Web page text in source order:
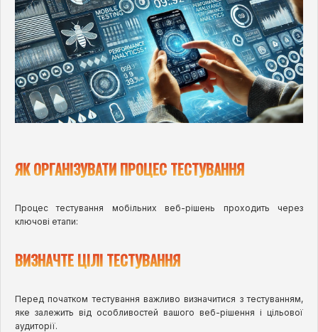
ЯК ОРГАНІЗУВАТИ ПРОЦЕС ТЕСТУВАННЯ
Процес тестування мобільних веб-рішень проходить через
ключові етапи:
ВИЗНАЧТЕ ЦІЛІ ТЕСТУВАННЯ
Перед початком тестування важливо визначитися з тестуванням,
яке залежить від особливостей вашого веб-рішення і цільової
аудиторії.